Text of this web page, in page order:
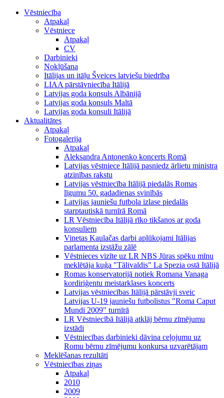
Vēstniecība
Atpakaļ
Vēstniece
Atpakaļ
CV
Darbinieki
Nokļūšana
Itālijas un itāļu Šveices latviešu biedrība
LIAA pārstāvniecība Itālijā
Latvijas goda konsuls Albānijā
Latvijas goda konsuls Maltā
Latvijas goda konsuli Itālijā
Aktualitātes
Atpakaļ
Fotogalerija
Atpakaļ
Aleksandra Antoņenko koncerts Romā
Latvijas vēstniece Itālijā pasniedz ārlietu ministra
atzinības rakstu
Latvijas vēstniecība Itālijā piedalās Romas
līgumu 50. gadadienas svinībās
Latvijas jauniešu futbola izlase piedalās
starptautiskā turnīrā Romā
LR Vēstniecība Itālijā rīko tikšanos ar goda
konsuliem
Vinetas Kaulačas darbi aplūkojami Itālijas
parlamenta izstāžu zālē
Vēstnieces vizīte uz LR NBS Jūras spēku mīnu
meklētāja kuģa "Tālivaldis" La Spezia ostā Itālijā
Romas konservatorijā notiek Romana Vanaga
kordiriģentu meistarklases koncerts
Latvijas vēstniecības Itālijā pārstāvji sveic
Latvijas U-19 jauniešu futbolistus "Roma Caput
Mundi 2009" turnīrā
LR Vēstniecībā Itālijā atklāj bērnu zīmējumu
izstādi
Vēstniecības darbinieki dāvina ceļojumu uz
Romu bērnu zīmējumu konkursa uzvarētājam
Meklēšanas rezultāti
Vēstniecības ziņas
Atpakaļ
2010
2009